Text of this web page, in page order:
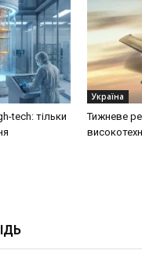
tech: тільки
Україна
Тижневе